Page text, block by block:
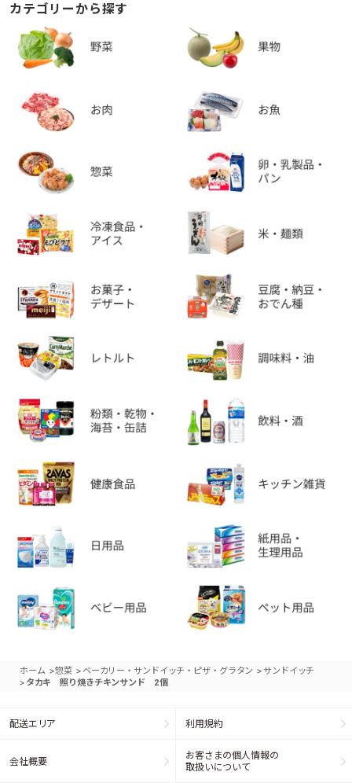
カテゴリーから探す
ホーム >惣菜 > ベーカリー・サンドイッチ・ピザ・グラタン >サンドイッチ
> タカキ 照り焼きチキンサンド 2個
配送エリア 利用規約
会社概要
お客さまの個人情報の
取扱いについて